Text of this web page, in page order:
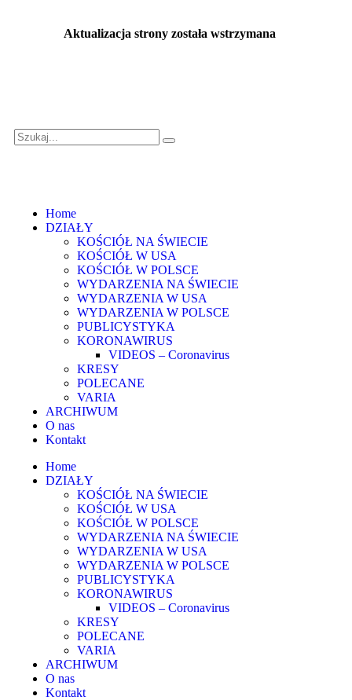
Aktualizacja strony została wstrzymana
Home
DZIAŁY
KOŚCIÓŁ NA ŚWIECIE
KOŚCIÓŁ W USA
KOŚCIÓŁ W POLSCE
WYDARZENIA NA ŚWIECIE
WYDARZENIA W USA
WYDARZENIA W POLSCE
PUBLICYSTYKA
KORONAWIRUS
VIDEOS – Coronavirus
KRESY
POLECANE
VARIA
ARCHIWUM
O nas
Kontakt
Home
DZIAŁY
KOŚCIÓŁ NA ŚWIECIE
KOŚCIÓŁ W USA
KOŚCIÓŁ W POLSCE
WYDARZENIA NA ŚWIECIE
WYDARZENIA W USA
WYDARZENIA W POLSCE
PUBLICYSTYKA
KORONAWIRUS
VIDEOS – Coronavirus
KRESY
POLECANE
VARIA
ARCHIWUM
O nas
Kontakt